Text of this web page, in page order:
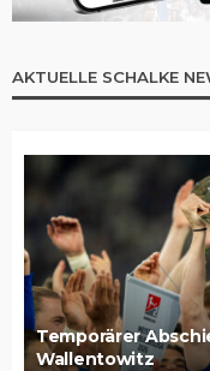
AKTUELLE SCHALKE
Temporärer
Wallentowitz